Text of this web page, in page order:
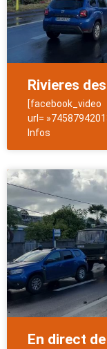
Rivieres
[facebook_video
url=
Infos
En direct